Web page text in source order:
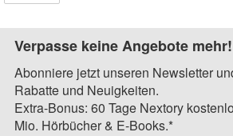
Verpasse keine Angebote mehr!
Abonniere jetzt unseren Newsletter
Rabatte und Neuigkeiten.
Extra-Bonus: 60 Tage Nextory
Mio. Hörbücher & E-Books.*